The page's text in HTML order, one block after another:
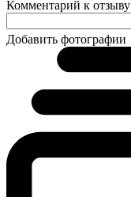
Комментарий к отзыву
Добавить фотографии